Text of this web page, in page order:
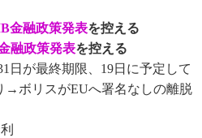
金融政策発表を控える
融政策発表を控える
日が最終期限、19日に予定して
→ボリスがEUへ署名なしの離脱